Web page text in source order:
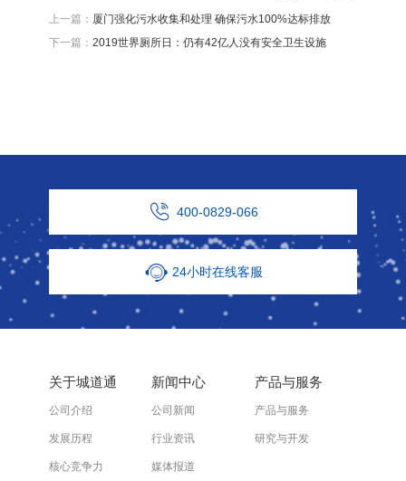
上一篇： 厦门强化污水收集和处理 确保污水100%达标排放
下一篇： 2019世界厕所日：仍有42亿人没有安全卫生设施
400-0829-066
24小时在线客服
关于城道通
公司介绍
发展历程
核心竞争力
新闻中心
公司新闻
行业资讯
媒体报道
产品与服务
产品与服务
研究与开发